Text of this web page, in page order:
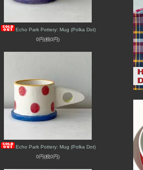
Echo Park Pottery: Mug (Polka Dot)
0円(税0円)
Echo Park Pottery: Mug (Polka Dot)
0円(税0円)